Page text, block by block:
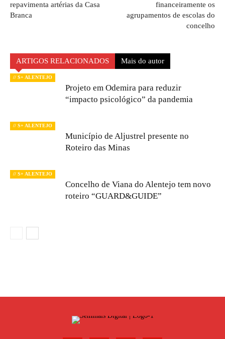
repavimenta artérias da Casa
Branca
financeiramente os
agrupamentos de escolas do
concelho
ARTIGOS RELACIONADOS Mais do autor
// S+ ALENTEJO
Projeto em Odemira para reduzir
“impacto psicológico” da pandemia
// S+ ALENTEJO
Município de Aljustrel presente no
Roteiro das Minas
// S+ ALENTEJO
Concelho de Viana do Alentejo tem novo
roteiro “GUARD&GUIDE”